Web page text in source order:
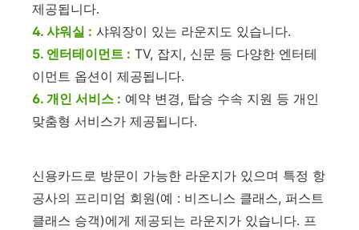
제공됩니다.
4. 샤워실 : 샤워장이 있는 라운지도 있습니다.
5. 엔터테이먼트 : TV, 잡지, 신문 등 다양한 엔터테
이먼트 옵션이 제공됩니다.
6. 개인 서비스 : 예약 변경, 탑승 수속 지원 등 개인
맞춤형 서비스가 제공됩니다.
신용카드로 방문이 가능한 라운지가 있으며 특정 항
공사의 프리미엄 회원(예 : 비즈니스 클래스, 퍼스트
클래스 승객)에게 제공되는 라운지가 있습니다. 프